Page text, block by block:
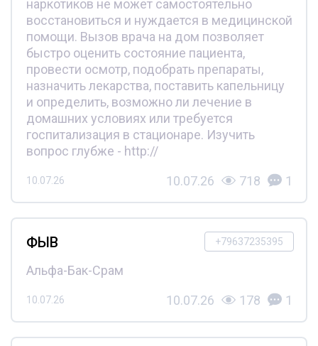
наркотиков не может самостоятельно
восстановиться и нуждается в медицинской
помощи. Вызов врача на дом позволяет
быстро оценить состояние пациента,
провести осмотр, подобрать препараты,
назначить лекарства, поставить капельницу
и определить, возможно ли лечение в
домашних условиях или требуется
госпитализация в стационаре. Изучить
вопрос глубже - http://
10.07.26 10.07.26 718 1
+79637235395
ФЫВ
Альфа-Бак-Срам
10.07.26 10.07.26 178 1